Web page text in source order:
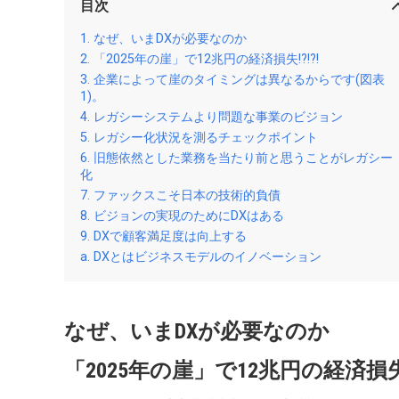
目次
なぜ、いまDXが必要なのか
「2025年の崖」で12兆円の経済損失!?!?!
企業によって崖のタイミングは異なるからです(図表
1)。
レガシーシステムより問題な事業のビジョン
レガシー化状況を測るチェックポイント
旧態依然とした業務を当たり前と思うことがレガシー
化
ファックスこそ日本の技術的負債
ビジョンの実現のためにDXはある
DXで顧客満足度は向上する
DXとはビジネスモデルのイノベーション
なぜ、いまDXが必要なのか
「2025年の崖」で12兆円の経済損